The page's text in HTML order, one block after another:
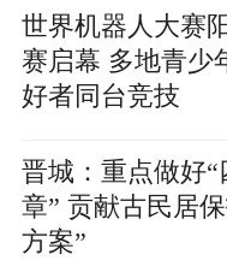
世界机器人大赛
赛启幕 多地青少
好者同台竞技
晋城：重点做好“
章” 贡献古民居
方案”